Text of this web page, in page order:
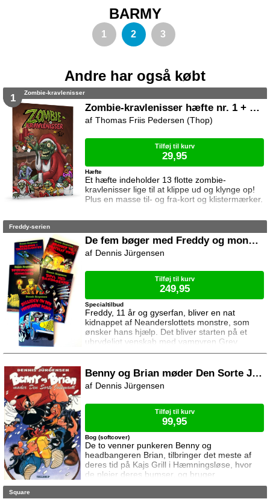
BARMY
1 2 3
Andre har også købt
1 Zombie-kravlenisser
Zombie-kravlenisser hæfte nr. 1 + med til- og fra-kort og klistermærker
Et hæfte indeholder 13 flotte zombie-
kravlenisser lige til at klippe ud og klynge op!
Plus en masse til- og fra-kort og klistermærker.
Hæfte
Thomas Friis Pedersen (Thop)
Tilføj til kurv
29,95
Freddy-serien
De fem bøger med Freddy og monstrene
Freddy, 11 år og gyserfan, bliver en nat
kidnappet af Neanderslottets monstre, som
ønsker hans hjælp. Det bliver starten på et
ubrydeligt venskab med vampyren Grev
Dracula, varulven Eddie, den hovedløse ridder
Boris, mumien Mummy og bøvsedragen Nitan.
Specialtilbud
Dennis Jürgensen
Tilføj til kurv
249,95
Benny og Brian møder Den Sorte Julemand
De to venner punkeren Benny og
headbangeren Brian, tilbringer det meste af
deres tid på Kajs Grill i Hæmningsløse, hvor
de plejer deres bumser, og bruger
størsteparten af deres penge på uspiseligt
Bog (softcover)
Dennis Jürgensen
Tilføj til kurv
99,95
Square